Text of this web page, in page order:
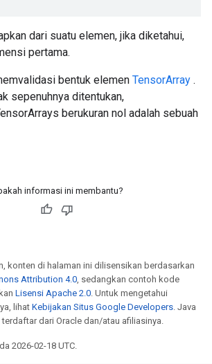
dari suatu elemen, jika diketahui,
pertama.
bentuk elemen TensorArray .
sepenuhnya ditentukan,
berukuran nol adalah sebuah
informasi ini membantu?
konten di halaman ini dilisensikan berdasarkan
Attribution 4.0, sedangkan contoh kode
Lisensi Apache 2.0. Untuk mengetahui
lihat Kebijakan Situs Google Developers. Java
dari Oracle dan/atau afiliasinya.
2026-02-18 UTC.